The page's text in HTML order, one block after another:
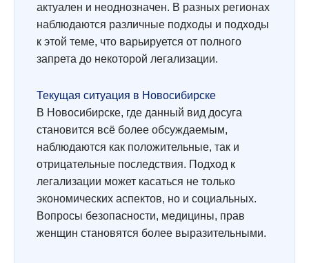
актуален и неоднозначен. В разных регионах
наблюдаются различные подходы и подходы
к этой теме, что варьируется от полного
запрета до некоторой легализации.
Текущая ситуация в Новосибирске
В Новосибирске, где данный вид досуга
становится всё более обсуждаемым,
наблюдаются как положительные, так и
отрицательные последствия. Подход к
легализации может касаться не только
экономических аспектов, но и социальных.
Вопросы безопасности, медицины, прав
женщин становятся более выразительными.